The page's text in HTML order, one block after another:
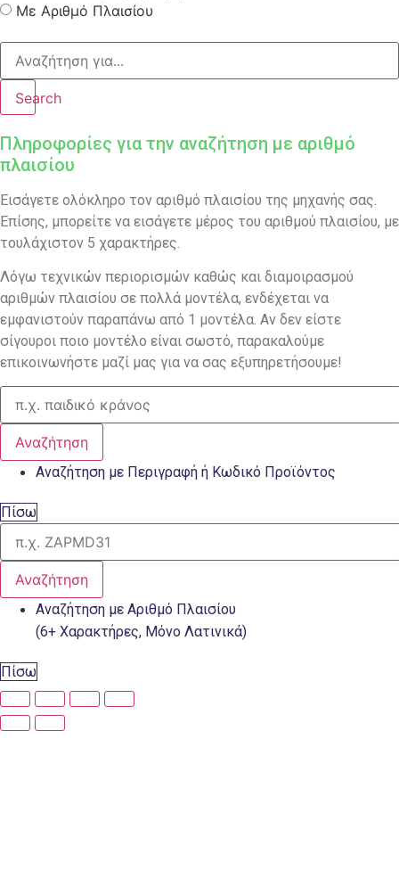
Με Αριθμό Πλαισίου
Search
Πληροφορίες για την αναζήτηση με αριθμό
πλαισίου
Εισάγετε ολόκληρο τον αριθμό πλαισίου της μηχανής σας.
Επίσης, μπορείτε να εισάγετε μέρος του αριθμού πλαισίου, με
τουλάχιστον 5 χαρακτήρες.
Λόγω τεχνικών περιορισμών καθώς και διαμοιρασμού
αριθμών πλαισίου σε πολλά μοντέλα, ενδέχεται να
εμφανιστούν παραπάνω από 1 μοντέλα. Αν δεν είστε
σίγουροι ποιο μοντέλο είναι σωστό, παρακαλούμε
επικοινωνήστε μαζί μας για να σας εξυπηρετήσουμε!
Αναζήτηση
Αναζήτηση με Περιγραφή ή Κωδικό Προϊόντος
Πίσω
Αναζήτηση
Αναζήτηση με Αριθμό Πλαισίου
(6+ Χαρακτήρες, Μόνο Λατινικά)
Πίσω